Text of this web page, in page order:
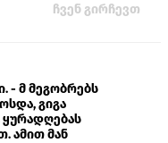
ჩვენ გირჩევთ
- მ მეგობრებს
გიგა
ამით მან